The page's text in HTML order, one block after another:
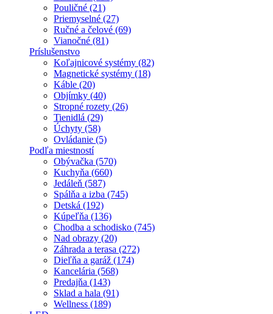
Pouličné (21)
Priemyselné (27)
Ručné a čelové (69)
Vianočné (81)
Príslušenstvo
Koľajnicové systémy (82)
Magnetické systémy (18)
Káble (20)
Objímky (40)
Stropné rozety (26)
Tienidlá (29)
Úchyty (58)
Ovládanie (5)
Podľa miestností
Obývačka (570)
Kuchyňa (660)
Jedáleň (587)
Spálňa a izba (745)
Detská (192)
Kúpeľňa (136)
Chodba a schodisko (745)
Nad obrazy (20)
Záhrada a terasa (272)
Dieľňa a garáž (174)
Kancelária (568)
Predajňa (143)
Sklad a hala (91)
Wellness (189)